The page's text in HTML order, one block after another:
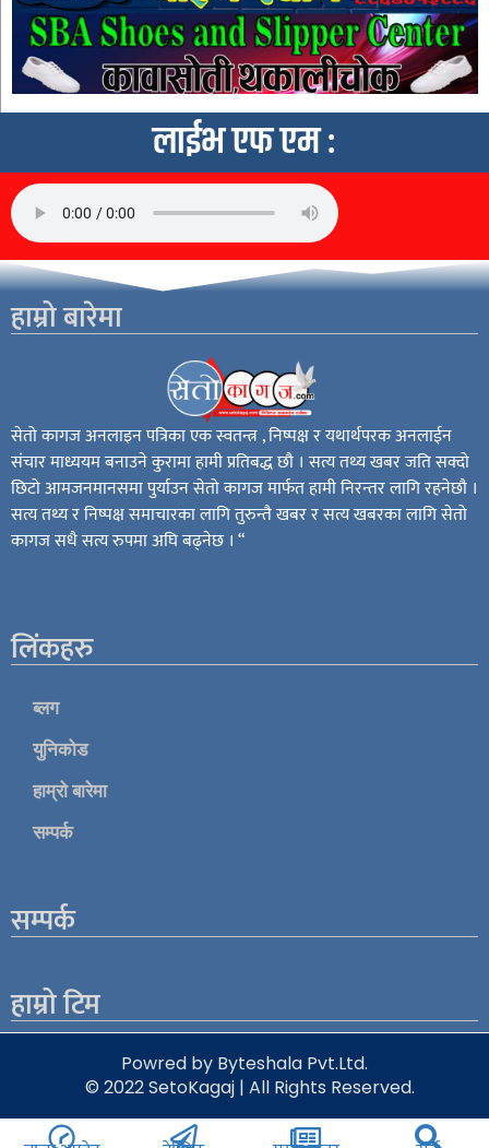
लाईभ एफ एम :
हाम्रो बारेमा
सेतो कागज अनलाइन पत्रिका एक स्वतन्त्र , निष्पक्ष र यथार्थपरक अनलाईन
संचार माध्ययम बनाउने कुरामा हामी प्रतिबद्ध छौ । सत्य तथ्य खबर जति सक्दो
छिटो आमजनमानसमा पुर्याउन सेतो कागज मार्फत हामी निरन्तर लागि रहनेछौ ।
सत्य तथ्य र निष्पक्ष समाचारका लागि तुरुन्तै खबर र सत्य खबरका लागि सेतो
कागज सधै सत्य रुपमा अघि बढ्नेछ । “
लिंकहरु
ब्लग
युनिकोड
हाम्रो बारेमा
सम्पर्क
सम्पर्क
हाम्रो टिम
© 2022 SetoKagaj | All Rights Reserved.
Powred by Byteshala Pvt.Ltd.